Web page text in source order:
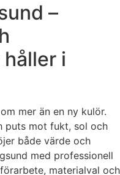
–
i
mer än en ny kulör.
puts mot fukt, sol och
både värde och
med professionell
materialval och